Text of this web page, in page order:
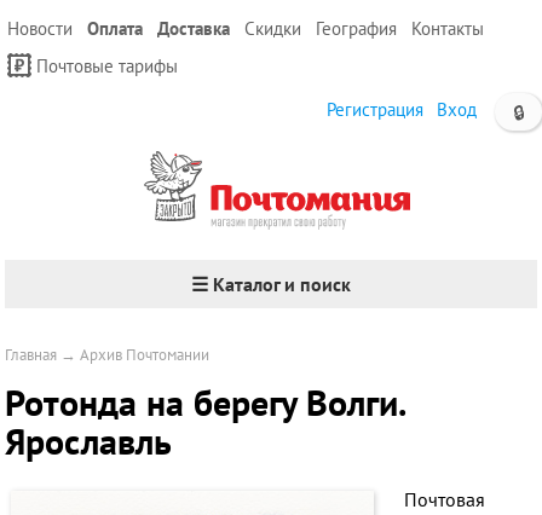
Новости Оплата Доставка Скидки География
Контакты
Почтовые тарифы
🔒
Регистрация Вход
☰ Каталог и поиск
Главная →Архив Почтомании
Ротонда на берегу Волги.
Ярославль
Почтовая